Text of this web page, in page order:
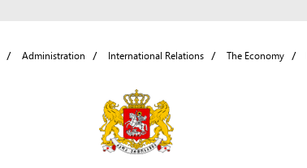
Administration International Relations The Economy